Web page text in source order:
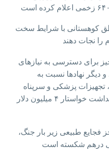
کوهستانی با شرایط سخت
برای دسترسی به نیازهای
دیگر نهادها نسبت به
تجهیزات پزشکی و سرپناه
هشدار داده‌اند. سازمان جهانی بهداشت خواستار ۴ میلیون دلار
فجایع طبیعی زیر بار جنگ،